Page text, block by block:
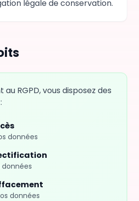
légale de conservation.
RGPD, vous disposez des
données
données
données